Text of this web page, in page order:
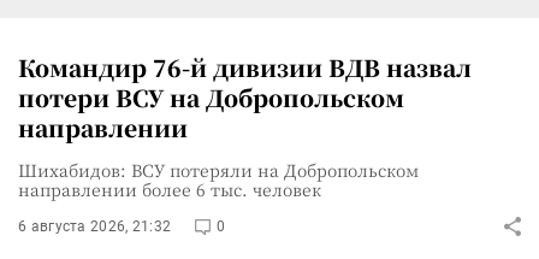
Командир 76-й дивизии ВДВ назвал
потери ВСУ на Добропольском
направлении
Шихабидов: ВСУ потеряли на Добропольском
направлении более 6 тыс. человек
6 августа 2026, 21:32 0